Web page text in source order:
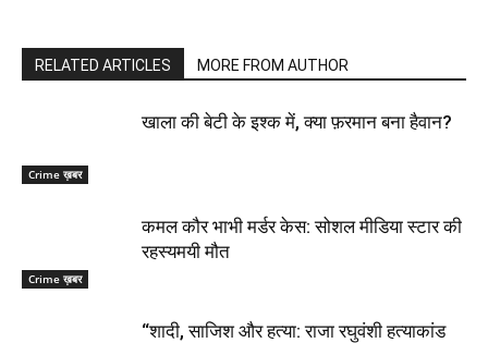
RELATED ARTICLES MORE FROM AUTHOR
Crime ख़बर
खाला की बेटी के इश्क में, क्या फ़रमान बना हैवान?
Crime ख़बर
कमल कौर भाभी मर्डर केस: सोशल मीडिया स्टार की
रहस्यमयी मौत
“शादी, साजिश और हत्या: राजा रघुवंशी हत्याकांड